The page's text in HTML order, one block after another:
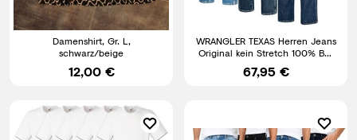
Damenshirt, Gr. L,
schwarz/beige
12,00 €
WRANGLER TEXAS Herren Jeans
Original kein Stretch 100% BW
Herrenjeans Jeanshose
67,95 €